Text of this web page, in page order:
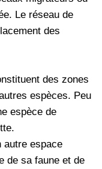
Le réseau de
des
des zones
espèces. Peu
espèce de
autre espace
de sa faune et de